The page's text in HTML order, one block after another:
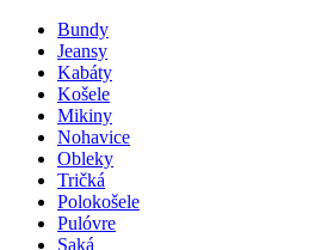
Bundy
Jeansy
Kabáty
Košele
Mikiny
Nohavice
Obleky
Tričká
Polokošele
Pulóvre
Saká